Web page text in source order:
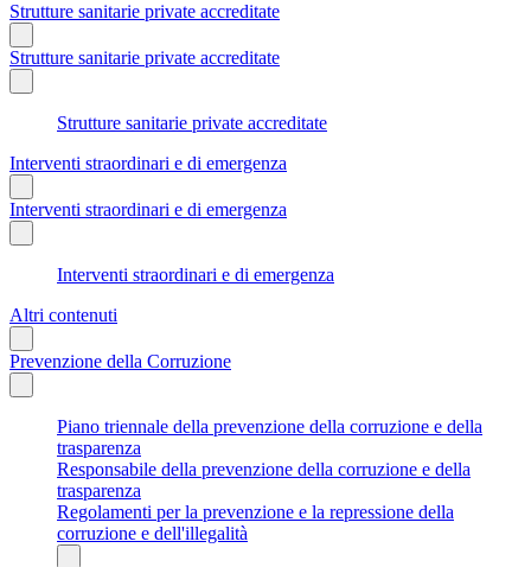
Strutture sanitarie private accreditate
Strutture sanitarie private accreditate
Strutture sanitarie private accreditate
Interventi straordinari e di emergenza
Interventi straordinari e di emergenza
Interventi straordinari e di emergenza
Altri contenuti
Prevenzione della Corruzione
Piano triennale della prevenzione della corruzione e della
trasparenza
Responsabile della prevenzione della corruzione e della
trasparenza
Regolamenti per la prevenzione e la repressione della
corruzione e dell'illegalità